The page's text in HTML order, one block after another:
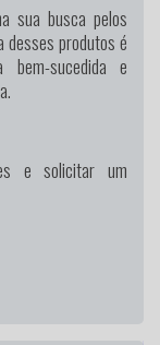
sua busca pelos
desses produtos é
bem-sucedida e
e solicitar um